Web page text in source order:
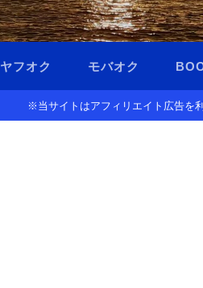
ヤフオク モバオク
※当サイトはアフィリエイト広告を